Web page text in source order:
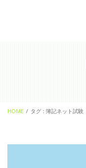
HOME タグ : 簿記ネット試験